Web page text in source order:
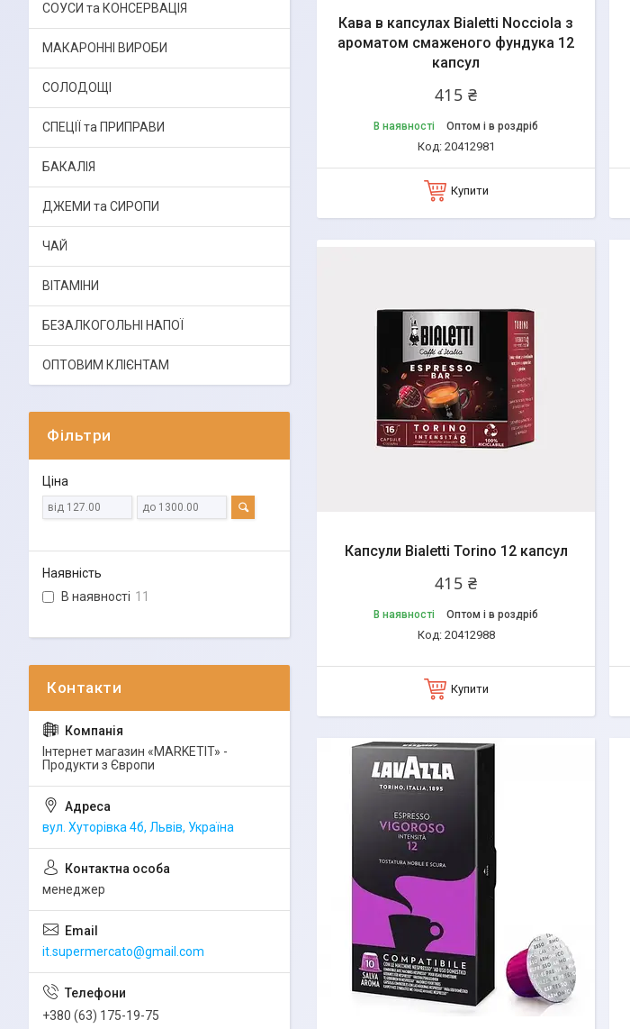
Кава в капсулах Bialetti Nocciola з
ароматом смаженого фундука 12
капсул
415 ₴
В наявності Оптом і в роздріб
20412981
Купити
Капсули Bialetti Torino 12 капсул
415 ₴
В наявності Оптом і в роздріб
20412988
Купити
СОУСИ та КОНСЕРВАЦІЯ
МАКАРОННІ ВИРОБИ
СОЛОДОЩІ
СПЕЦІЇ та ПРИПРАВИ
БАКАЛІЯ
ДЖЕМИ та СИРОПИ
ЧАЙ
ВІТАМІНИ
БЕЗАЛКОГОЛЬНІ НАПОЇ
ОПТОВИМ КЛІЄНТАМ
Фільтри
Ціна
Наявність
В наявності 11
Інтернет магазин «MARKETIT» -
Продукти з Європи
вул. Хуторівка 4б, Львів, Україна
менеджер
it.supermercato@gmail.com
+380 (63) 175-19-75